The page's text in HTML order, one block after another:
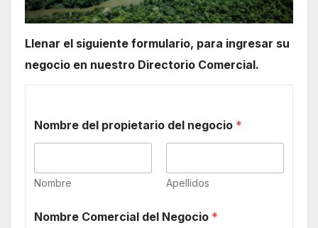
Llenar el siguiente formulario, para ingresar su
negocio en nuestro Directorio Comercial.
Nombre del propietario del negocio *
Nombre Apellidos
Nombre Comercial del Negocio *